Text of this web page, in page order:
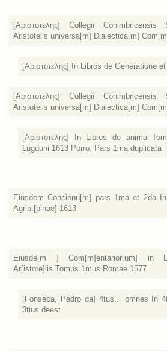
[Αριστοτέλης] Collegii
Aristotelis universa[m] Dialectica[m]
[Αριστοτέλης] In Libros de Generatione
[Αριστοτέλης] Collegii
Aristotelis universa[m] Dialectica[m]
[Αριστοτέλης] In Libros de anima
Lugduni 1613 Porro. Pars 1ma duplicata
Eiusdem Concionu[m] pars 1ma et 2da
Agrip.[pinae] 1613
Eiusde[m ] Com[m]entarior[um] in
Ar[istote]lis Tomus 1mus Romae 1577
[Fonseca, Pedro da] 4tus... omnes In
3tius deest.